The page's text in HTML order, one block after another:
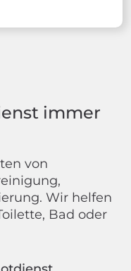
immer
von
Wir helfen
Bad oder